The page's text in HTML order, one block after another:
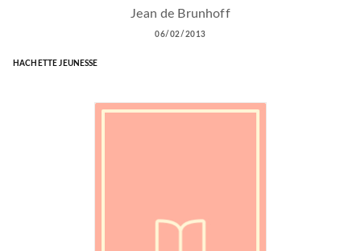
Jean de Brunhoff
06/02/2013
HACHETTE JEUNESSE